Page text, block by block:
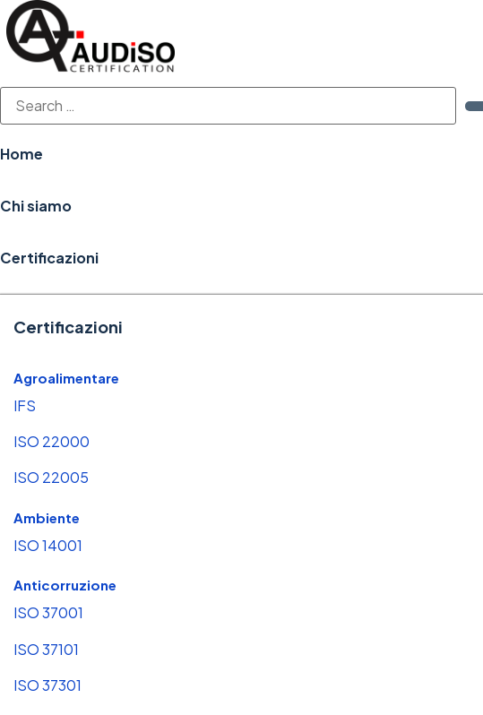
Vai
al
contenuto
Home
Chi siamo
Certificazioni
Certificazioni
Agroalimentare
IFS
ISO 22000
ISO 22005
Ambiente
ISO 14001
Anticorruzione
ISO 37001
ISO 37101
ISO 37301